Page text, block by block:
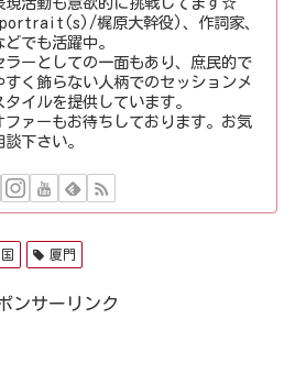
梶原大幹役)、作詞家、
でも活躍中。
ラーとしての一面もあり、庶民的で
すく飾らない人柄でのセッションメ
タイルを提供しています。
ファーもお待ちしております。お気
下さい。
厦門
ンサーリンク